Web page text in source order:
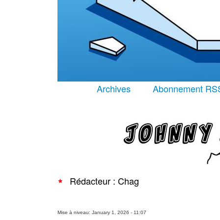
Archives Abonnement
Rédacteur : Chag
Mise à niveau: January 1, 2026 - 11:07